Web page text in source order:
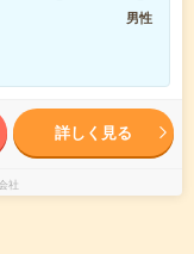
男性
詳しく見る
社